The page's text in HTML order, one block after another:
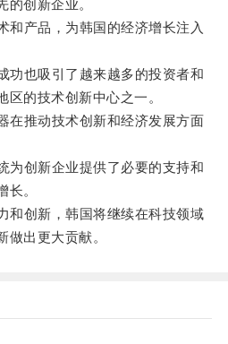
的创新企业。
产品，为韩国的经济增长注入
也吸引了越来越多的投资者和
的技术创新中心之一。
推动技术创新和经济发展方面
创新企业提供了必要的支持和
长。
创新，韩国将继续在科技领域
做出更大贡献。